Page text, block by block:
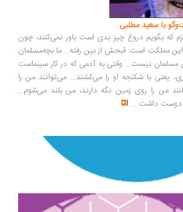
با سعید مطلبی
که بگویم دروغ چیز بدی است باور نمی‌کنند، چون
مملکت است. قبحش از بین رفته... ما بچه‌مسلمان
مسلمان نیست... وقتی به آدمی که در کار سینماست
یعنی با شکنجه او را می‌کشند... می‌توانند من را
من را روی زمین نگه دارند، من بلند می‌شوم...
دوست داشت ...